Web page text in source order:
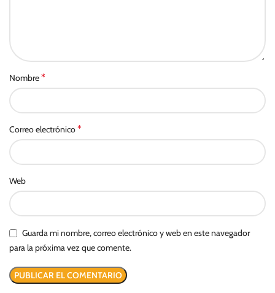
Nombre*
Correo electrónico*
Web
Guarda mi nombre, correo electrónico y web en este navegador
para la próxima vez que comente.